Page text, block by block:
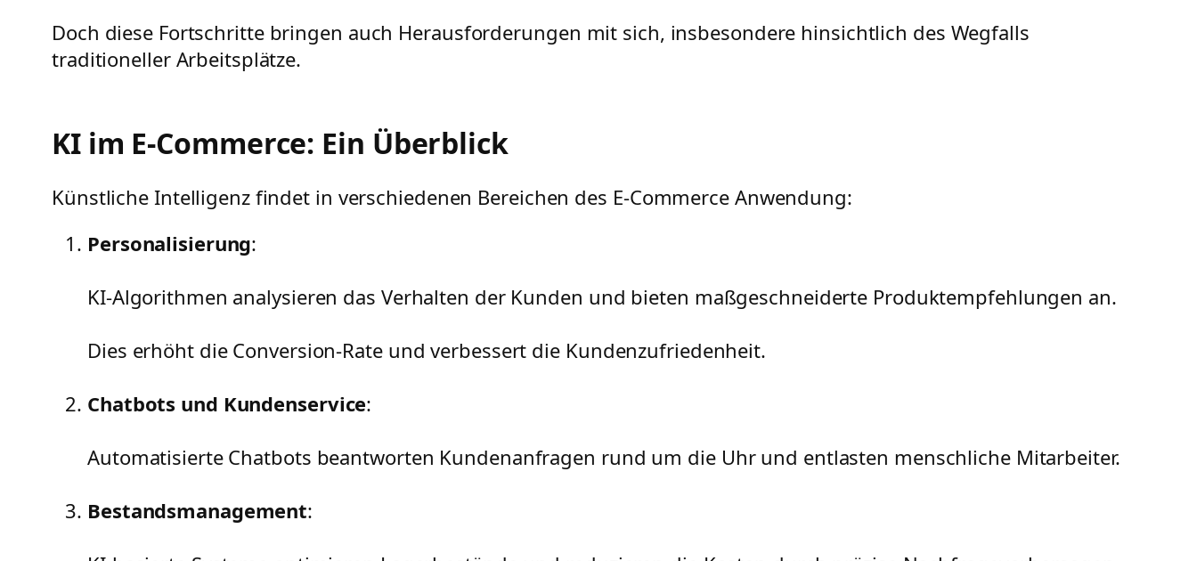
Doch diese Fortschritte bringen auch Herausforderungen mit sich, insbesondere hinsichtlich des Wegfalls
traditioneller Arbeitsplätze.
KI im E-Commerce: Ein Überblick
Künstliche Intelligenz findet in verschiedenen Bereichen des E-Commerce Anwendung:
Personalisierung:
KI-Algorithmen analysieren das Verhalten der Kunden und bieten maßgeschneiderte Produktempfehlungen an.
Dies erhöht die Conversion-Rate und verbessert die Kundenzufriedenheit.
Chatbots und Kundenservice:
Automatisierte Chatbots beantworten Kundenanfragen rund um die Uhr und entlasten menschliche Mitarbeiter.
Bestandsmanagement: